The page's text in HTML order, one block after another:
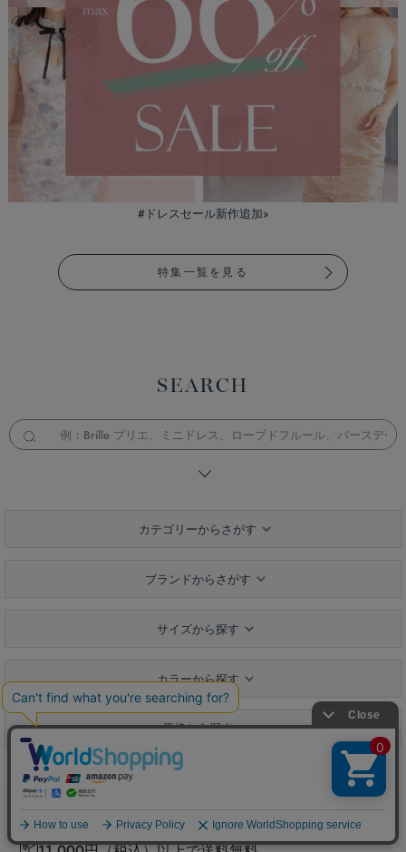
#ドレスセール新作追加»
特集一覧を見る
SEARCH
カテゴリーからさがす
ブランドからさがす
サイズから探す
カラーから探す
価格から探す
お買い上げ金額